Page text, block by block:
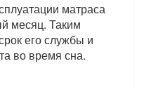
матраса
месяц. Таким
его службы и
во время сна.